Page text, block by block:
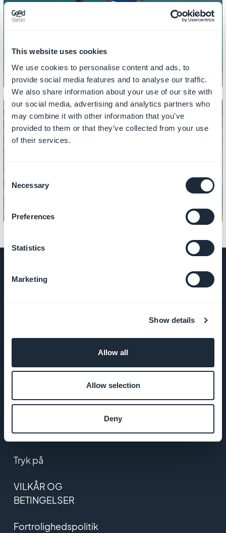
This website uses cookies
We use cookies to personalise content and ads, to
provide social media features and to analyse our traffic.
We also share information about your use of our site with
our social media, advertising and analytics partners who
may combine it with other information that you’ve
provided to them or that they’ve collected from your use
of their services.
Consent
Selection
Necessary
Preferences
Statistics
Marketing
Show details
Allow all
Allow selection
Deny
MARKEDSFØRING
Sådan opretter du målrettede
GoodBarber DNA
Startup Studio
Job
Tryk på
VILKÅR OG
BETINGELSER
Fortrolighedspolitik